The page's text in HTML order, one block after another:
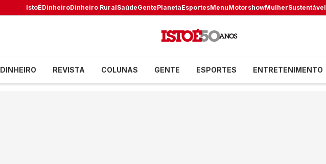
IstoÉDinheiroDinheiro RuralSaúdeGentePlanetaEsportesMenuMotorshowMulherSustentável
DINHEIRO REVISTA COLUNAS GENTE ESPORTES ENTRETENIMENTO